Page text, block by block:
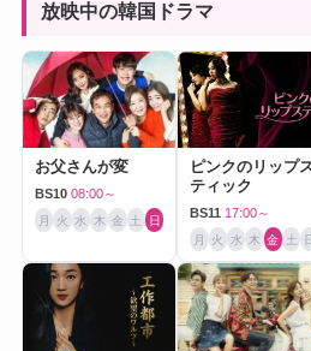
放映中の韓国ドラマ
お父さんが変
BS10 08:00～
月 火 水 木 金 土 日
ピンクのリップ
ティック
BS11 17:00～
月 火 水 木 金 土 日